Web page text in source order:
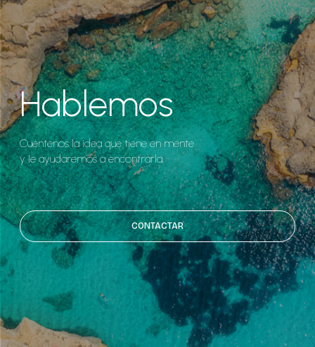
Hablemos
Cuéntenos la idea que tiene en mente
y le ayudaremos a encontrarla.
CONTACTAR